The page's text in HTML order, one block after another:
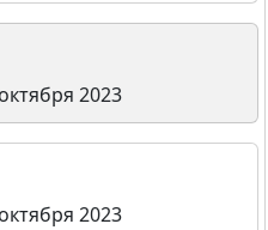
2023
2023